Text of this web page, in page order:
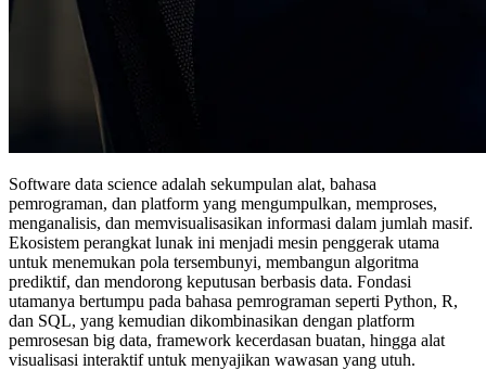
Software data science adalah sekumpulan alat, bahasa
pemrograman, dan platform yang mengumpulkan, memproses,
menganalisis, dan memvisualisasikan informasi dalam jumlah masif.
Ekosistem perangkat lunak ini menjadi mesin penggerak utama
untuk menemukan pola tersembunyi, membangun algoritma
prediktif, dan mendorong keputusan berbasis data. Fondasi
utamanya bertumpu pada bahasa pemrograman seperti Python, R,
dan SQL, yang kemudian dikombinasikan dengan platform
pemrosesan big data, framework kecerdasan buatan, hingga alat
visualisasi interaktif untuk menyajikan wawasan yang utuh.